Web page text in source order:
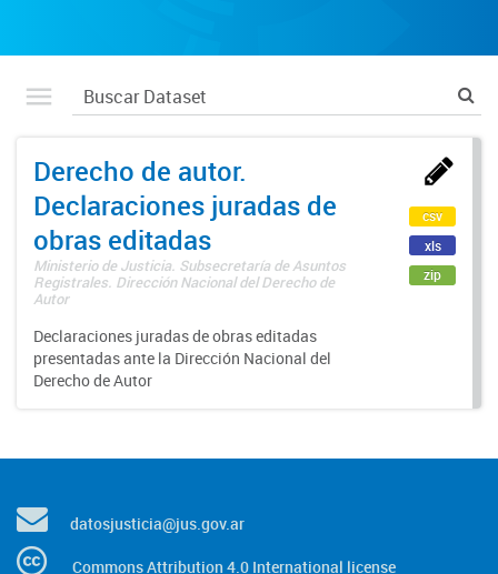
Derecho de autor.
Declaraciones juradas de
obras editadas
Ministerio de Justicia. Subsecretaría de Asuntos
Registrales. Dirección Nacional del Derecho de
Autor
Declaraciones juradas de obras editadas
presentadas ante la Dirección Nacional del
Derecho de Autor
csv
xls
zip
datosjusticia@jus.gov.ar
Commons Attribution 4.0 International license